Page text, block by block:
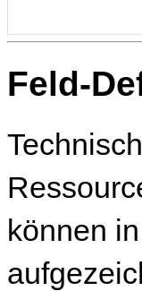
Feld-
können